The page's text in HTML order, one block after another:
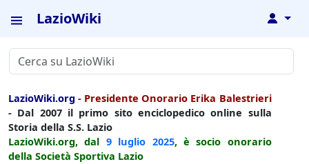
LazioWiki ↓
LazioWiki.org - Presidente Onorario Erika Balestrieri
- Dal 2007 il primo sito enciclopedico online sulla
Storia della S.S. Lazio
LazioWiki.org, dal 9 luglio 2025, è socio onorario
della Società Sportiva Lazio